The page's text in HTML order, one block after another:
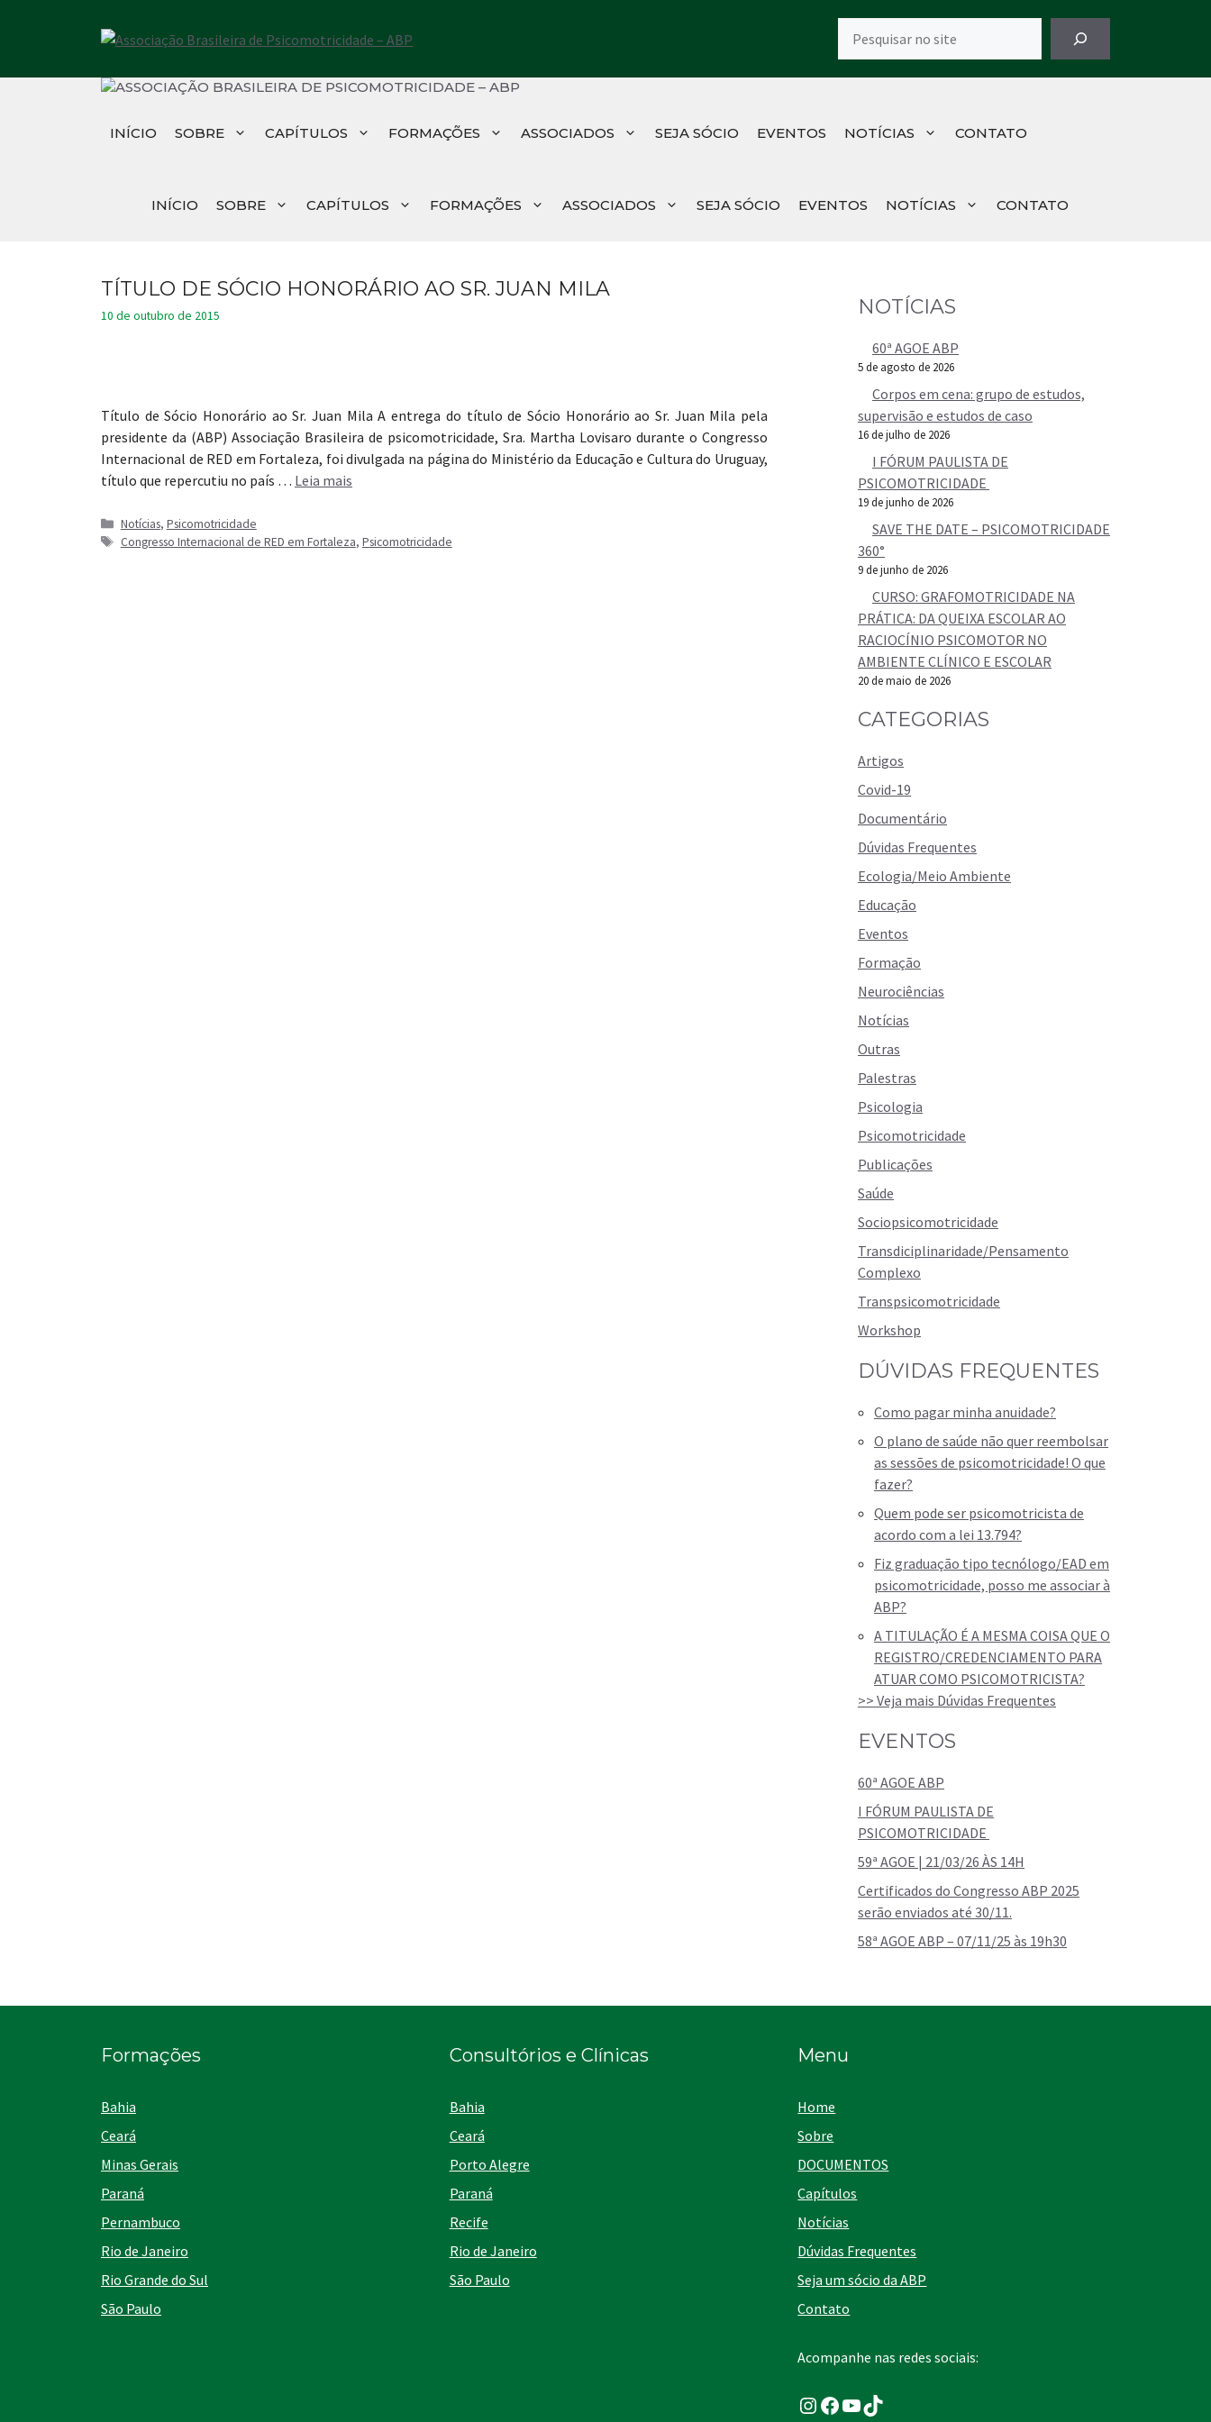
conteúdo
INÍCIO SOBRE CAPÍTULOS FORMAÇÕES ASSOCIADOS SEJA SÓCIO EVENTOS NOTÍCIAS CONTATO
INÍCIO SOBRE CAPÍTULOS FORMAÇÕES ASSOCIADOS SEJA SÓCIO EVENTOS NOTÍCIAS CONTATO
TÍTULO DE SÓCIO HONORÁRIO AO SR. JUAN MILA
10 de outubro de 2015
Título de Sócio Honorário ao Sr. Juan Mila A entrega do título de Sócio Honorário ao Sr. Juan Mila pela
presidente da (ABP) Associação Brasileira de psicomotricidade, Sra. Martha Lovisaro durante o Congresso
Internacional de RED em Fortaleza, foi divulgada na página do Ministério da Educação e Cultura do Uruguay,
título que repercutiu no país … Leia mais
Categorias
Notícias, Psicomotricidade
Tags
Congresso Internacional de RED em Fortaleza, Psicomotricidade
NOTÍCIAS
60ª AGOE ABP
5 de agosto de 2026
Corpos em cena: grupo de estudos,
supervisão e estudos de caso
16 de julho de 2026
I FÓRUM PAULISTA DE
PSICOMOTRICIDADE
19 de junho de 2026
SAVE THE DATE – PSICOMOTRICIDADE
360°
9 de junho de 2026
CURSO: GRAFOMOTRICIDADE NA
PRÁTICA: DA QUEIXA ESCOLAR AO
RACIOCÍNIO PSICOMOTOR NO
AMBIENTE CLÍNICO E ESCOLAR
20 de maio de 2026
CATEGORIAS
Artigos
Covid-19
Documentário
Dúvidas Frequentes
Ecologia/Meio Ambiente
Educação
Eventos
Formação
Neurociências
Notícias
Outras
Palestras
Psicologia
Psicomotricidade
Publicações
Saúde
Sociopsicomotricidade
Transdiciplinaridade/Pensamento
Complexo
Transpsicomotricidade
Workshop
DÚVIDAS FREQUENTES
Como pagar minha anuidade?
O plano de saúde não quer reembolsar
as sessões de psicomotricidade! O que
fazer?
Quem pode ser psicomotricista de
acordo com a lei 13.794?
Fiz graduação tipo tecnólogo/EAD em
psicomotricidade, posso me associar à
ABP?
A TITULAÇÃO É A MESMA COISA QUE O
REGISTRO/CREDENCIAMENTO PARA
ATUAR COMO PSICOMOTRICISTA?
>> Veja mais Dúvidas Frequentes
EVENTOS
60ª AGOE ABP
I FÓRUM PAULISTA DE
PSICOMOTRICIDADE
59ª AGOE | 21/03/26 ÀS 14H
Certificados do Congresso ABP 2025
serão enviados até 30/11.
58ª AGOE ABP – 07/11/25 às 19h30
Formações
Bahia
Ceará
Minas Gerais
Paraná
Pernambuco
Rio de Janeiro
Rio Grande do Sul
São Paulo
Consultórios e Clínicas
Bahia
Ceará
Porto Alegre
Paraná
Recife
Rio de Janeiro
São Paulo
Menu
Home
Sobre
DOCUMENTOS
Capítulos
Notícias
Dúvidas Frequentes
Seja um sócio da ABP
Contato
Acompanhe nas redes sociais:
Instagram
Facebook
Youtube
TikTok